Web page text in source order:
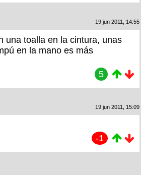
19 jun 2011, 14:55
una toalla en la cintura, unas
en la mano es más
5
19 jun 2011, 15:09
-1